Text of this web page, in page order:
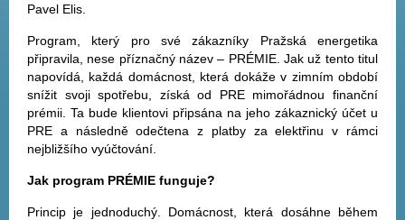
Pavel Elis.
Program, který pro své zákazníky Pražská energetika
připravila, nese příznačný název – PRÉMIE. Jak už tento titul
napovídá, každá domácnost, která dokáže v zimním období
snížit svoji spotřebu, získá od PRE mimořádnou finanční
prémii. Ta bude klientovi připsána na jeho zákaznický účet u
PRE a následně odečtena z platby za elektřinu v rámci
nejbližšího vyúčtování.
Jak program PRÉMIE funguje?
Princip je jednoduchý. Domácnost, která dosáhne během